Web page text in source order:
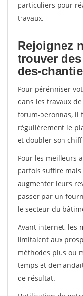
particuliers pour
travaux.
Rejoignez
trouver
des-
Pour pérénniser
dans les travaux
forum-peronnas, il
régulièrement le
et doubler son
Pour les meilleurs
parfois suffire
augmenter leurs
passer par un
le secteur du
Avant internet, les
limitaient aux
méthodes plus ou
temps et
de résultat.